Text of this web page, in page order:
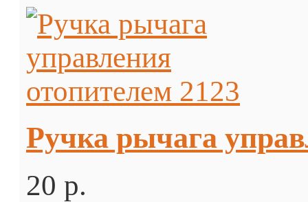
Ручка рычага
20 p.